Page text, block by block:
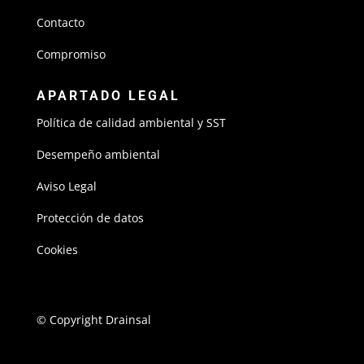
Contacto
Compromiso
APARTADO LEGAL
Política de calidad ambiental y SST
Desempeño ambiental
Aviso Legal
Protección de datos
Cookies
© Copyright Drainsal